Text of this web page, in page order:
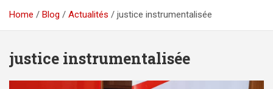
Home Blog Actualités justice instrumentalisée
justice instrumentalisée